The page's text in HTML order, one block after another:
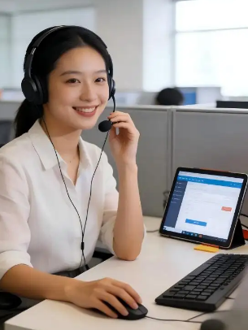
Cozinha com Cabo